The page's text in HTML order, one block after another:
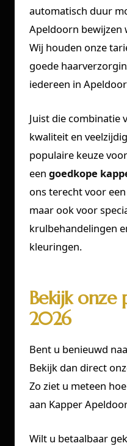
automatisch duur
Apeldoorn bewijzen
Wij houden onze
goede
iedereen in
Juist die combinatie
kwaliteit en
populaire keuze
een goedkope
ons terecht voor
maar ook voor
krulbehandelingen
kleuringen.
Bekijk onze
2026
Bent u benieuwd
Bekijk dan direct
Zo ziet u meteen
aan Kapper
Wilt u betaalbaar